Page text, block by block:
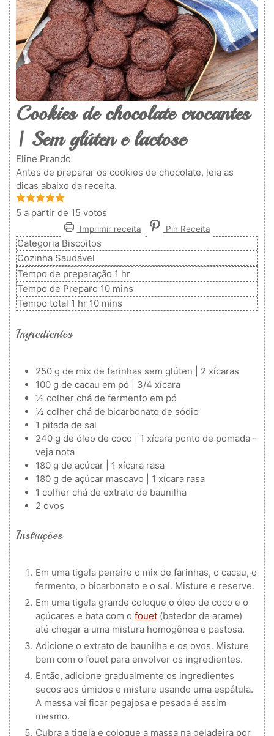
Cookies de chocolate crocantes
| Sem glúten e lactose
Eline Prando
Antes de preparar os cookies de chocolate, leia as
dicas abaixo da receita.
5 a partir de 15 votos
Imprimir receita Pin Receita
Categoria Biscoitos
Cozinha Saudável
Tempo de preparação 1 hora
hr
Tempo de Preparo 10minutos
mins
Tempo total 1 hora
hr 10minutos
mins
Ingredientes
250 g de mix de farinhas sem glúten | 2 xícaras
100 g de cacau em pó | 3/4 xícara
½ colher chá de fermento em pó
½ colher chá de bicarbonato de sódio
1 pitada de sal
240 g de óleo de coco | 1 xícara ponto de pomada -
veja nota
180 g de açúcar | 1 xícara rasa
180 g de açúcar mascavo | 1 xícara rasa
1 colher chá de extrato de baunilha
2 ovos
Instruções
Em uma tigela peneire o mix de farinhas, o cacau, o
fermento, o bicarbonato e o sal. Misture e reserve.
Em uma tigela grande coloque o óleo de coco e o
açúcares e bata com ofouet (batedor de arame)
até chegar a uma mistura homogênea e pastosa.
Adicione o extrato de baunilha e os ovos. Misture
bem com o fouet para envolver os ingredientes.
Então, adicione gradualmente os ingredientes
secos aos úmidos e misture usando uma espátula.
A massa vai ficar pegajosa e pesada é assim
mesmo.
Cubra a tigela e coloque a massa na geladeira por